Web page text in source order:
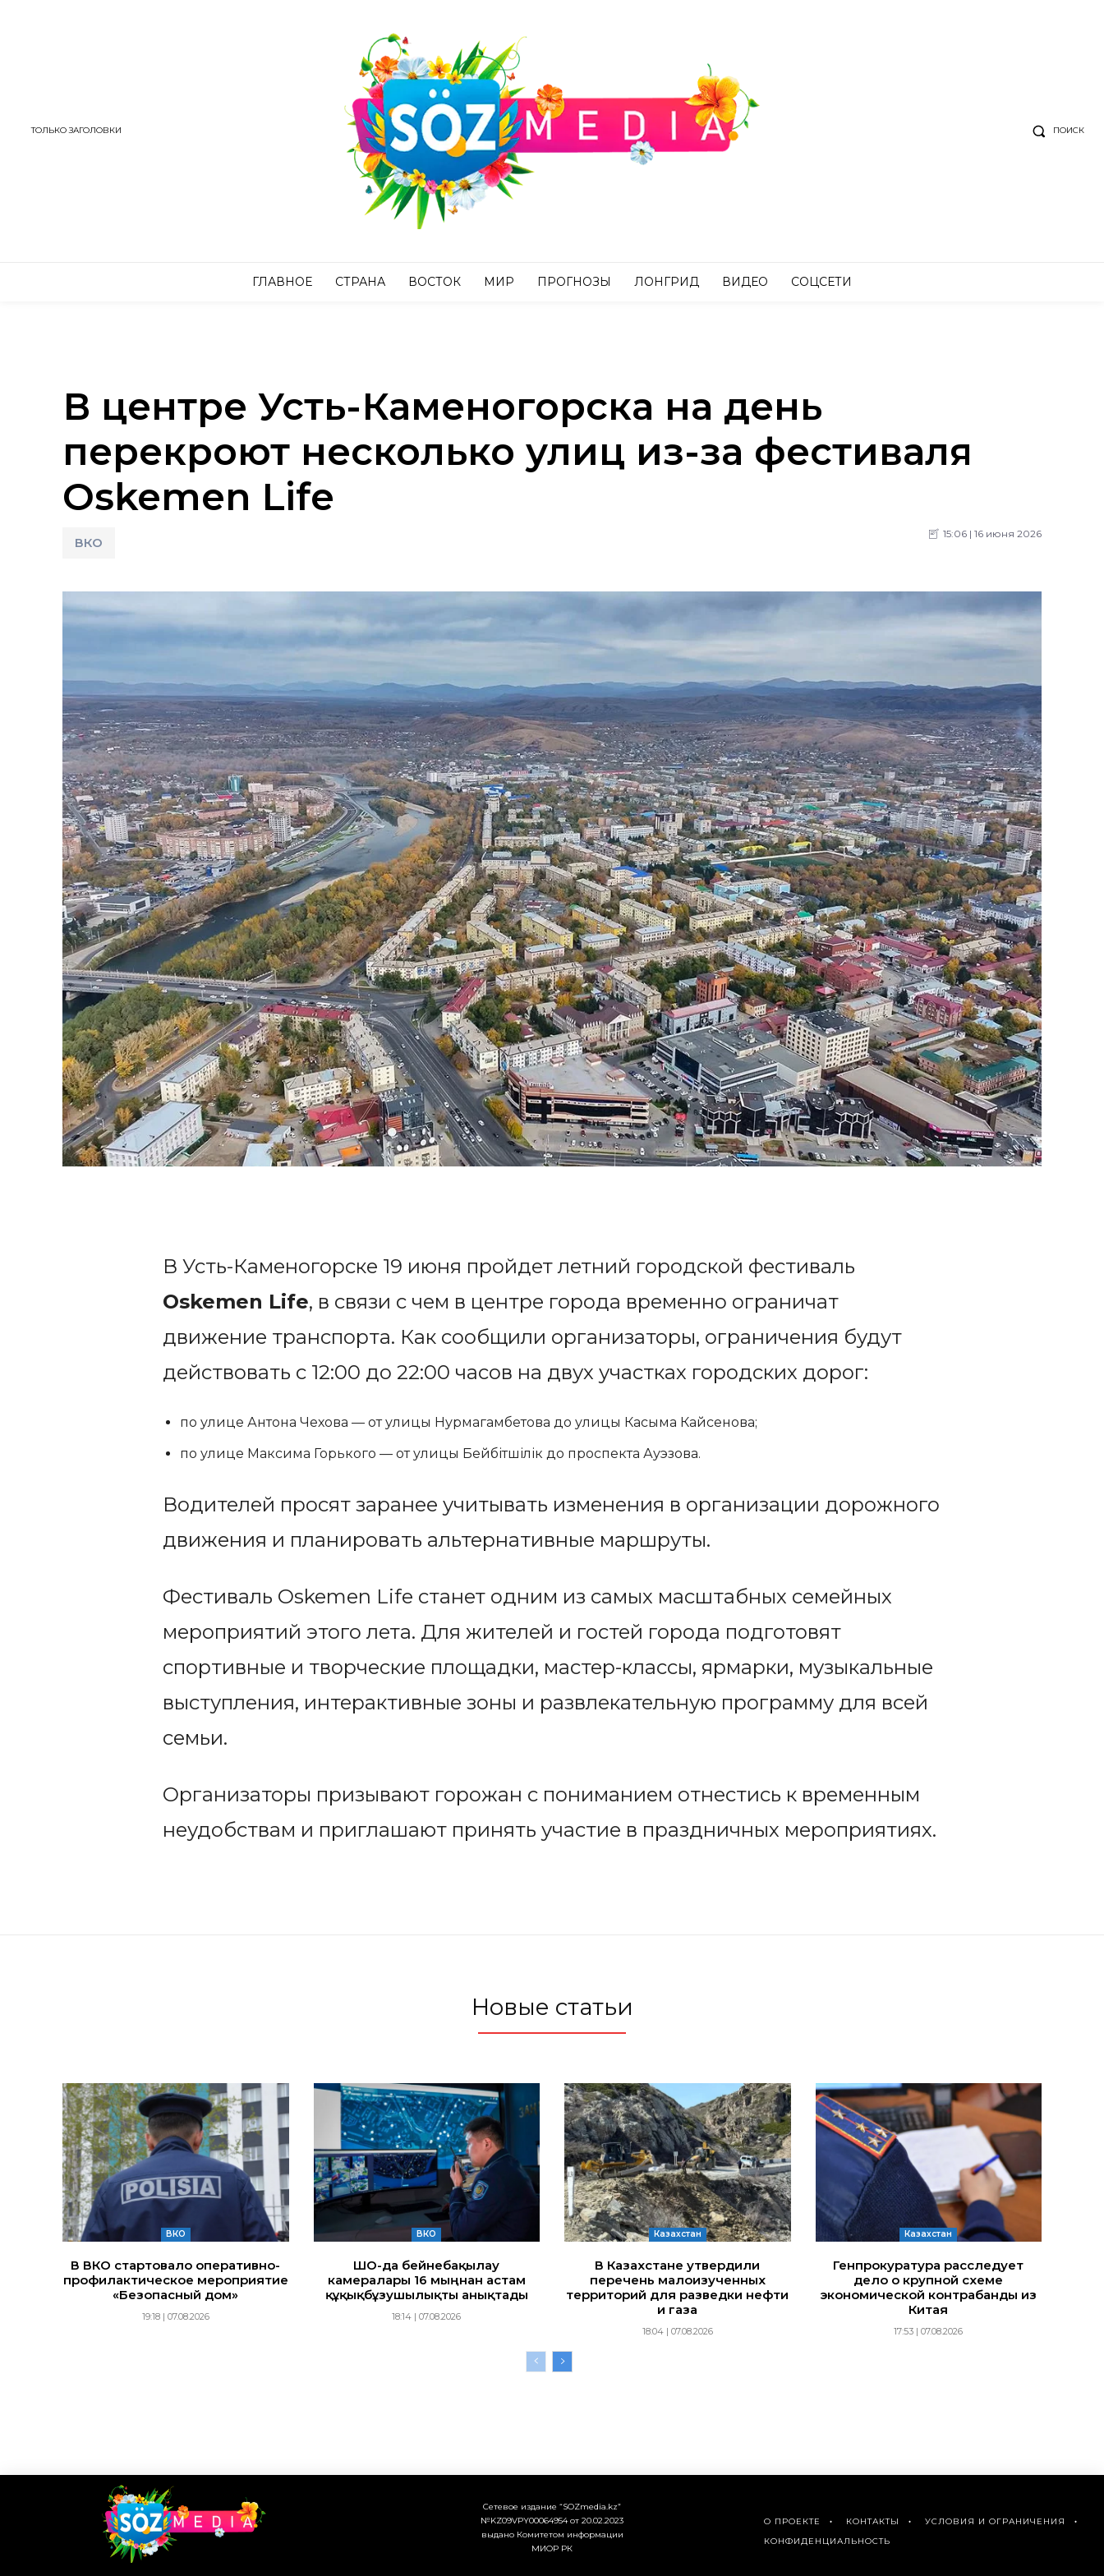
ТОЛЬКО ЗАГОЛОВКИ ПОИСК
ГЛАВНОЕ СТРАНА ВОСТОК МИР ПРОГНОЗЫ ЛОНГРИД ВИДЕО СОЦСЕТИ
В центре Усть-Каменогорска на день
перекроют несколько улиц из-за фестиваля
Oskemen Life
ВКО
15:06 | 16 июня 2026
В Усть-Каменогорске 19 июня пройдет летний городской фестиваль
Oskemen Life, в связи с чем в центре города временно ограничат
движение транспорта. Как сообщили организаторы, ограничения будут
действовать с 12:00 до 22:00 часов на двух участках городских дорог:
по улице Антона Чехова — от улицы Нурмагамбетова до улицы Касыма Кайсенова;
по улице Максима Горького — от улицы Бейбітшілік до проспекта Ауэзова.
Водителей просят заранее учитывать изменения в организации дорожного
движения и планировать альтернативные маршруты.
Фестиваль Oskemen Life станет одним из самых масштабных семейных
мероприятий этого лета. Для жителей и гостей города подготовят
спортивные и творческие площадки, мастер-классы, ярмарки, музыкальные
выступления, интерактивные зоны и развлекательную программу для всей
семьи.
Организаторы призывают горожан с пониманием отнестись к временным
неудобствам и приглашают принять участие в праздничных мероприятиях.
Новые статьи
ВКО
В ВКО стартовало оперативно-
профилактическое мероприятие
«Безопасный дом»
19:18 | 07.08.2026
ВКО
ШҚО-да бейнебақылау
камералары 16 мыңнан астам
құқықбұзушылықты анықтады
18:14 | 07.08.2026
Казахстан
В Казахстане утвердили
перечень малоизученных
территорий для разведки нефти
и газа
18:04 | 07.08.2026
Казахстан
Генпрокуратура расследует
дело о крупной схеме
экономической контрабанды из
Китая
17:53 | 07.08.2026
Сетевое издание “SOZmedia.kz”
№KZ09VPY00064954 от 20.02.2023
выдано Комитетом информации
МИОР РК
О ПРОЕКТЕ КОНТАКТЫ
УСЛОВИЯ И ОГРАНИЧЕНИЯ
КОНФИДЕНЦИАЛЬНОСТЬ